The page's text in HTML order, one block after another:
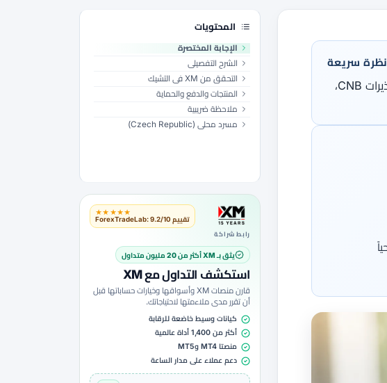
نظرة سريعة
على المقيم في التشيك التحقق من الشركة القانونية في تطبيق JERRS لدى CNB ومن تحذيرات CNB،
المحتويات
الإجابة المختصرة
الشرح التفصيلي
التحقق من XM في التشيك
المنتجات والدفع والحماية
ملاحظة ضريبية
مسرد محلي (Czech Republic)
رابط شراكة
★★★★★
تقييم ForexTradeLab: 9.2/10
يثق بـ XM أكثر من 20 مليون متداول
استكشف التداول مع XM
قارن منصات XM وأسواقها وخيارات حساباتها قبل
أن تقرر مدى ملاءمتها لاحتياجاتك.
كيانات وسيط خاضعة للرقابة
أكثر من 1,400 أداة عالمية
منصتا MT4 وMT5
دعم عملاء على مدار الساعة